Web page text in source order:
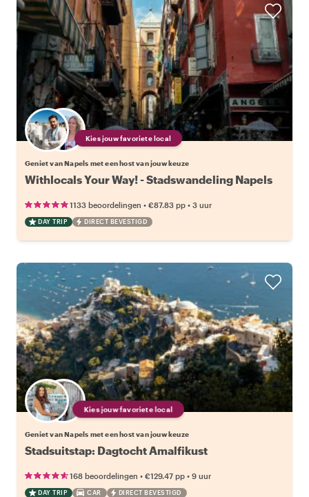
Kies jouw favoriete local
Geniet van Napels met een host van jouw keuze
Withlocals Your Way! - Stadswandeling Napels
1133 beoordelingen • €87.83 pp • 3 uur
DAY TRIP DIRECT BEVESTIGD
Kies jouw favoriete local
Geniet van Napels met een host van jouw keuze
Stadsuitstap: Dagtocht Amalfikust
168 beoordelingen • €129.47 pp • 9 uur
DAY TRIP CAR DIRECT BEVESTIGD